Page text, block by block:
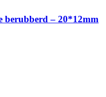
berubberd – 20*12mm